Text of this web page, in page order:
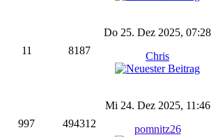
11 8187
Do 25. Dez 2025, 07:28
Chris
997 494312
Mi 24. Dez 2025, 11:46
pomnitz26